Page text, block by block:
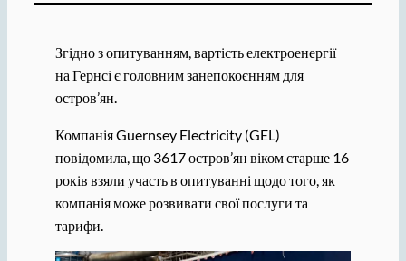
Згідно з опитуванням, вартість електроенергії
на Гернсі є головним занепокоєнням для
остров’ян.
Компанія Guernsey Electricity (GEL)
повідомила, що 3617 остров’ян віком старше 16
років взяли участь в опитуванні щодо того, як
компанія може розвивати свої послуги та
тарифи.